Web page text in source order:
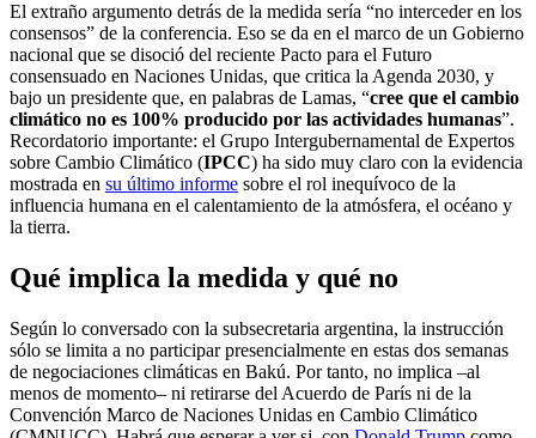
El extraño argumento detrás de la medida sería “no interceder en los
consensos” de la conferencia. Eso se da en el marco de un Gobierno
nacional que se disoció del reciente Pacto para el Futuro
consensuado en Naciones Unidas, que critica la Agenda 2030, y
bajo un presidente que, en palabras de Lamas, “cree que el cambio
climático no es 100% producido por las actividades humanas”.
Recordatorio importante: el Grupo Intergubernamental de Expertos
sobre Cambio Climático (IPCC) ha sido muy claro con la evidencia
mostrada en su último informe sobre el rol inequívoco de la
influencia humana en el calentamiento de la atmósfera, el océano y
la tierra.
Qué implica la medida y qué no
Según lo conversado con la subsecretaria argentina, la instrucción
sólo se limita a no participar presencialmente en estas dos semanas
de negociaciones climáticas en Bakú. Por tanto, no implica –al
menos de momento– ni retirarse del Acuerdo de París ni de la
Convención Marco de Naciones Unidas en Cambio Climático